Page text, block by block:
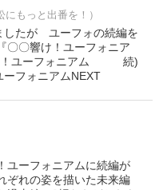
もっと出番を！）
たが ユーフォの続編を
〇響け！ユーフォニア
！ユーフォニアム 続)
フォニアムNEXT
ユーフォニアムに続編が
ぞれの姿を描いた未来編